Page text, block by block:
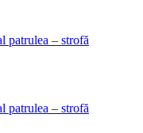
patrulea – strofă
patrulea – strofă